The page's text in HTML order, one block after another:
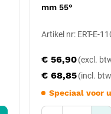
mm 55°
Artikel nr: ERT-E-
€ 68,85
€ 56,90
Speciaal voor